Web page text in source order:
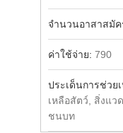
จำนวนอาสาสมัค
ค่าใช้จ่าย: 790
ประเด็นการช่วย
เหลือสัตว์, สิ่งแ
ชนบท